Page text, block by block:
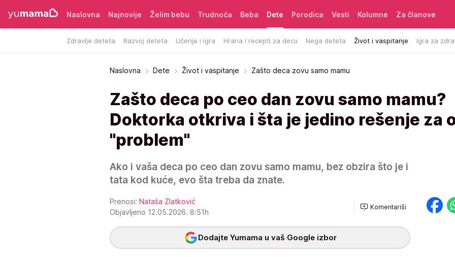
Naslovna Najnovije Želim bebu Trudnoća Beba Dete
Zdravlje deteta Razvoj deteta Učenje i igra Hrana i recepti za decu Nega deteta Život i vaspitanje Igra za
Porodica Vesti Kolumne Za članove
Naslovna Dete Život i vaspitanje Zašto deca zovu samo mamu
Zašto deca po ceo dan zovu samo mamu?
Doktorka otkriva i šta je jedino rešenje za
"problem"
Ako i vaša deca po ceo dan zovu samo mamu, bez obzira što je i
tata kod kuće, evo šta treba da znate.
Prenosi: Nataša Zlatković
Objavljeno 12.05.2026. 8:51h
Komentariši
Dodajte Yumama u vaš Google izbor